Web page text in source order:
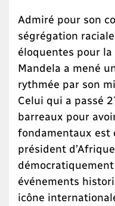
Admiré pour son
ségrégation
éloquentes pour
Mandela a mené
rythmée par son
Celui qui a passé
barreaux pour
fondamentaux est
président
événements
icône